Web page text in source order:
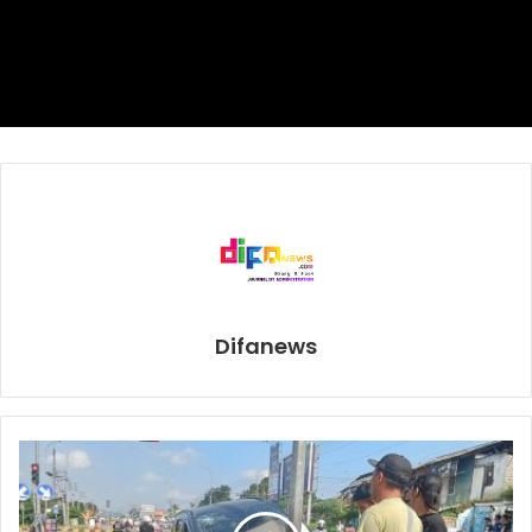
Kondisi terkini korban disampaikan oleh Kasi Humas
mendapatkan perawatan yang lebih intensif akibat dampak
ledakan yang begitu kuat.
“Pada saat petugas galian melakukan pengecekan, tiba-
tiba terjadi ledakan. Dugaannya yang dibor itu mengenai
kabel listrik,” ujar Joko.
Difanews